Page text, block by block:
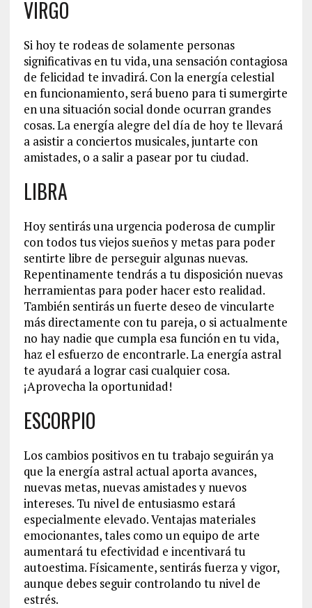
VIRGO
Si hoy te rodeas de solamente personas
significativas en tu vida, una sensación contagiosa
de felicidad te invadirá. Con la energía celestial
en funcionamiento, será bueno para ti sumergirte
en una situación social donde ocurran grandes
cosas. La energía alegre del día de hoy te llevará
a asistir a conciertos musicales, juntarte con
amistades, o a salir a pasear por tu ciudad.
LIBRA
Hoy sentirás una urgencia poderosa de cumplir
con todos tus viejos sueños y metas para poder
sentirte libre de perseguir algunas nuevas.
Repentinamente tendrás a tu disposición nuevas
herramientas para poder hacer esto realidad.
También sentirás un fuerte deseo de vincularte
más directamente con tu pareja, o si actualmente
no hay nadie que cumpla esa función en tu vida,
haz el esfuerzo de encontrarle. La energía astral
te ayudará a lograr casi cualquier cosa.
¡Aprovecha la oportunidad!
ESCORPIO
Los cambios positivos en tu trabajo seguirán ya
que la energía astral actual aporta avances,
nuevas metas, nuevas amistades y nuevos
intereses. Tu nivel de entusiasmo estará
especialmente elevado. Ventajas materiales
emocionantes, tales como un equipo de arte
aumentará tu efectividad e incentivará tu
autoestima. Físicamente, sentirás fuerza y vigor,
aunque debes seguir controlando tu nivel de
estrés.